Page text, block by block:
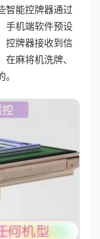
智能控牌器通过
手机端软件预设
控牌器接收到信
麻将机洗牌、